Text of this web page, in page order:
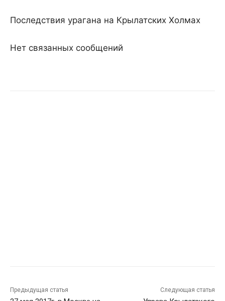
Последствия урагана на Крылатских Холмах
Нет связанных сообщений
Предыдущая статья Следующая статья